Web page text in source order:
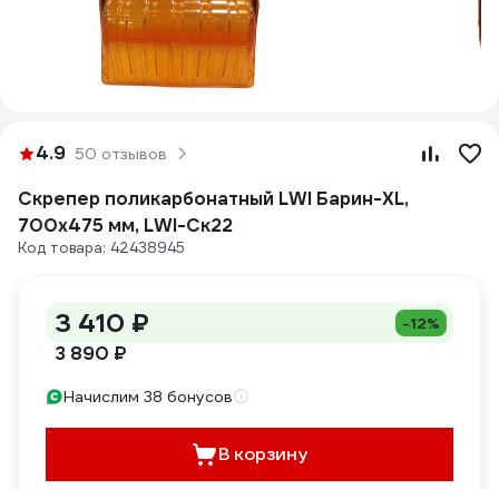
4.9 50 отзывов
Скрепер поликарбонатный LWI Барин-XL,
700x475 мм, LWI-Ск22
Код товара: 42438945
3 410 ₽ -12%
3 890 ₽
Начислим 38 бонусов
В корзину